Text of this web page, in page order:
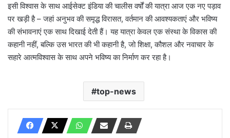
इसी विश्वास के साथ आईसेक्ट इंडिया की चालीस वर्षों की यात्रा आज एक नए पड़ाव
पर खड़ी है – जहां अनुभव की समृद्ध विरासत, वर्तमान की आवश्यकताएं और भविष्य
की संभावनाएं एक साथ दिखाई देती हैं। यह यात्रा केवल एक संस्था के विकास की
कहानी नहीं, बल्कि उस भारत की भी कहानी है, जो शिक्षा, कौशल और नवाचार के
सहारे आत्मविश्वास के साथ अपने भविष्य का निर्माण कर रहा है।
top-news